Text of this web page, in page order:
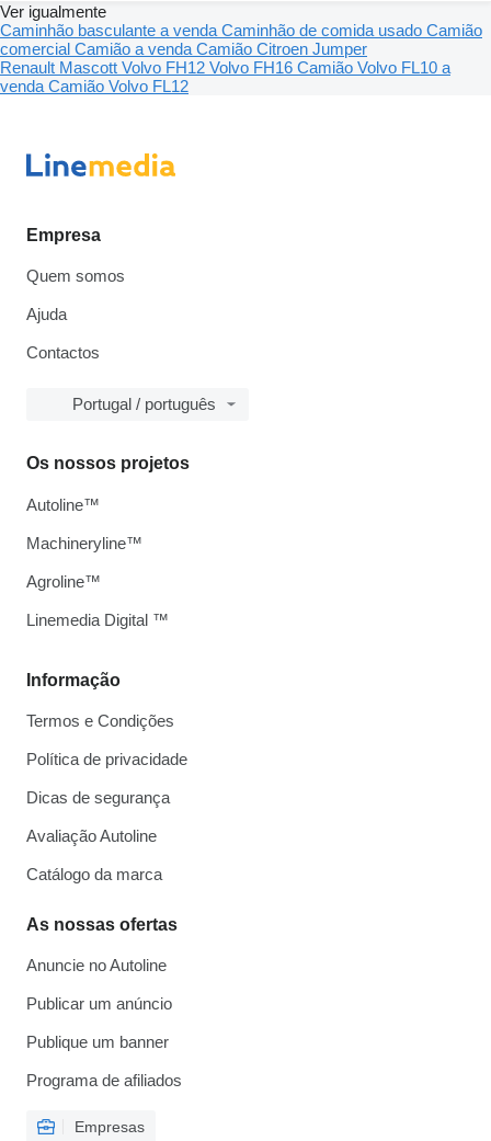
Ver igualmente
Caminhão basculante a venda Caminhão de comida usado Camião
comercial Camião a venda Camião Citroen Jumper
Renault Mascott Volvo FH12 Volvo FH16 Camião Volvo FL10 a
venda Camião Volvo FL12
Empresa
Quem somos
Ajuda
Contactos
Portugal / português
Informação
Termos e Condições
Política de privacidade
Dicas de segurança
Avaliação Autoline
Catálogo da marca
As nossas ofertas
Anuncie no Autoline
Publicar um anúncio
Publique um banner
Programa de afiliados
Empresas
Os nossos projetos
Autoline™
Machineryline™
Agroline™
Linemedia Digital ™